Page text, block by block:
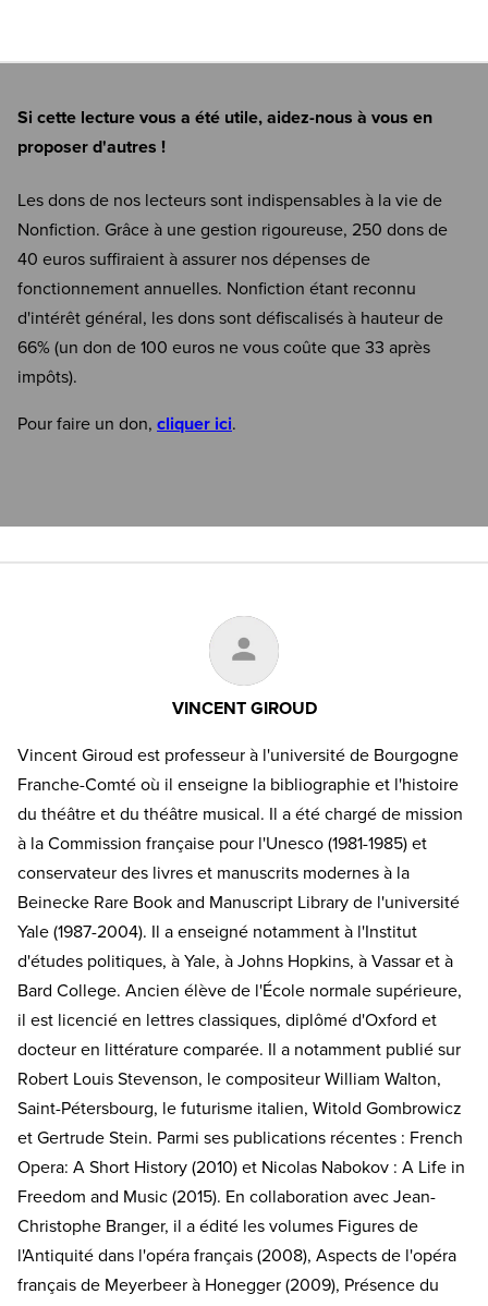
Si cette lecture vous a été utile, aidez-nous à vous en
proposer d'autres !
Les dons de nos lecteurs sont indispensables à la vie de
Nonfiction. Grâce à une gestion rigoureuse, 250 dons de
40 euros suffiraient à assurer nos dépenses de
fonctionnement annuelles. Nonfiction étant reconnu
d'intérêt général, les dons sont défiscalisés à hauteur de
66% (un don de 100 euros ne vous coûte que 33 après
impôts).
Pour faire un don, cliquer ici.
VINCENT GIROUD
Vincent Giroud est professeur à l'université de Bourgogne
Franche-Comté où il enseigne la bibliographie et l'histoire
du théâtre et du théâtre musical. Il a été chargé de mission
à la Commission française pour l'Unesco (1981-1985) et
conservateur des livres et manuscrits modernes à la
Beinecke Rare Book and Manuscript Library de l'université
Yale (1987-2004). Il a enseigné notamment à l'Institut
d'études politiques, à Yale, à Johns Hopkins, à Vassar et à
Bard College. Ancien élève de l'École normale supérieure,
il est licencié en lettres classiques, diplômé d'Oxford et
docteur en littérature comparée. Il a notamment publié sur
Robert Louis Stevenson, le compositeur William Walton,
Saint-Pétersbourg, le futurisme italien, Witold Gombrowicz
et Gertrude Stein. Parmi ses publications récentes : French
Opera: A Short History (2010) et Nicolas Nabokov : A Life in
Freedom and Music (2015). En collaboration avec Jean-
Christophe Branger, il a édité les volumes Figures de
l'Antiquité dans l'opéra français (2008), Aspects de l'opéra
français de Meyerbeer à Honegger (2009), Présence du